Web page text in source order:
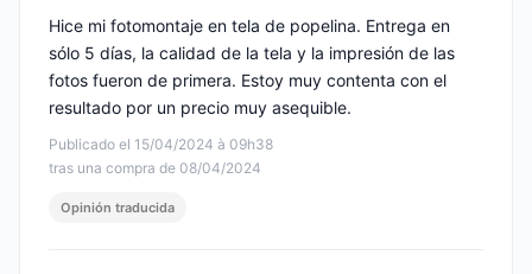
Publicado el 15/04/2024 à 09h38
tras una compra de 08/04/2024
Hice mi fotomontaje en tela de popelina. Entrega en
sólo 5 días, la calidad de la tela y la impresión de las
fotos fueron de primera. Estoy muy contenta con el
resultado por un precio muy asequible.
Opinión traducida